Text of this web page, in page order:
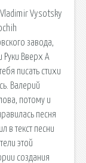
Vladimir Vysotsky
завода,
Руки Вверх А
писать стихи
Валерий
потому и
песня
в текст песни
этой
создания